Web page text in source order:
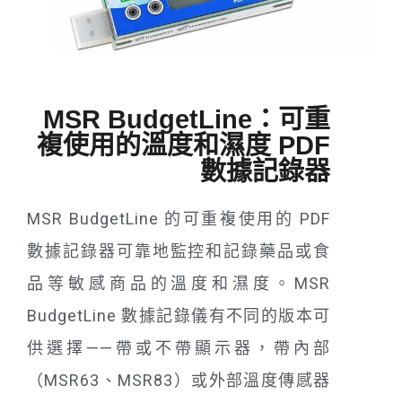
MSR BudgetLine：可重
複使用的溫度和濕度 PDF
數據記錄器
MSR BudgetLine 的可重複使用的 PDF
數據記錄器可靠地監控和記錄藥品或食
品等敏感商品的溫度和濕度。MSR
BudgetLine 數據記錄儀有不同的版本可
供選擇——帶或不帶顯示器，帶內部
（MSR63、MSR83）或外部溫度傳感器